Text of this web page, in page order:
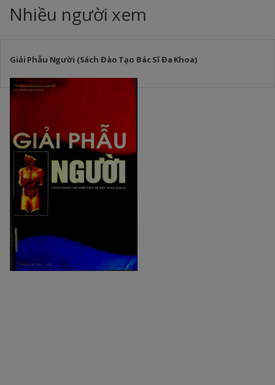
Nhiều người xem
Giải Phẫu Người (Sách Đào Tạo Bác Sĩ Đa Khoa)